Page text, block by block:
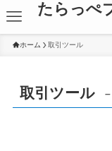
たらっ
ホーム 取引ツール
取引ツール